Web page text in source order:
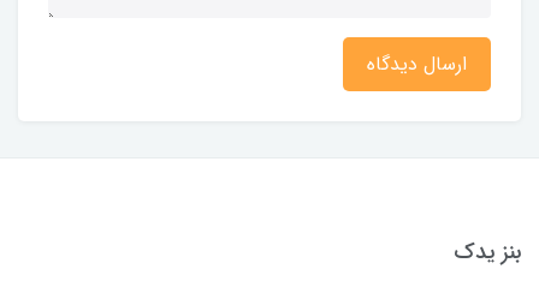
ارسال دیدگاه
بنز یدک